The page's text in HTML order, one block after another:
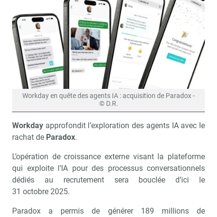
Workday en quête des agents IA : acquisition de Paradox -
© D.R.
Workday approfondit l’exploration des agents IA avec le
rachat de Paradox.
L’opération de croissance externe visant la plateforme
qui exploite l’IA pour des processus conversationnels
dédiés au recrutement sera bouclée d’ici le
31 octobre 2025.
Paradox a permis de générer 189 millions de